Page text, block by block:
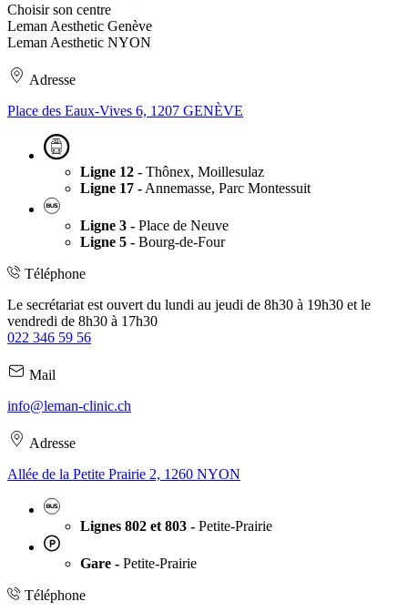
Choisir son centre
Leman Aesthetic Genève
Leman Aesthetic NYON
Adresse
Place des Eaux-Vives 6, 1207 GENÈVE
Ligne 12 - Thônex, Moillesulaz
Ligne 17 - Annemasse, Parc Montessuit
Ligne 3 - Place de Neuve
Ligne 5 - Bourg-de-Four
Téléphone
Le secrétariat est ouvert du lundi au jeudi de 8h30 à 19h30 et le
vendredi de 8h30 à 17h30
022 346 59 56
Mail
info@leman-clinic.ch
Adresse
Allée de la Petite Prairie 2, 1260 NYON
Lignes 802 et 803 - Petite-Prairie
Gare - Petite-Prairie
Téléphone